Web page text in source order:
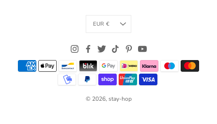
Currency
EUR €
© 2026, stay-hop